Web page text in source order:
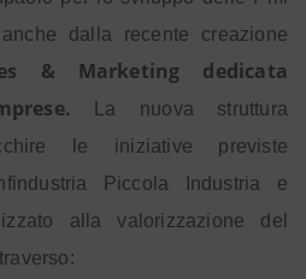
dalla recente creazione
& Marketing dedicata
La nuova struttura
le iniziative previste
Piccola Industria e
alla valorizzazione del